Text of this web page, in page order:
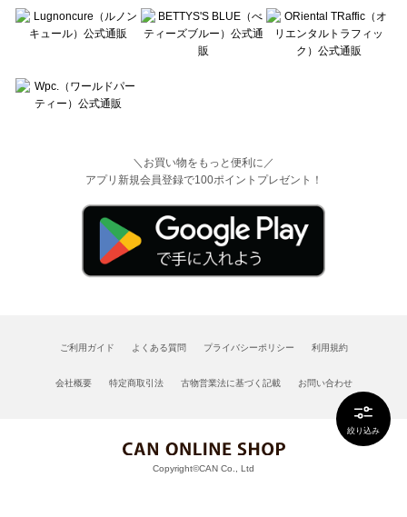
絞り込み
＼お買い物をもっと便利に／
アプリ新規会員登録で100ポイントプレゼント！
ご利用ガイド よくある質問 プライバシーポリシー 利用規約
会社概要 特定商取引法 古物営業法に基づく記載 お問い合わせ
Copyright©CAN Co., Ltd